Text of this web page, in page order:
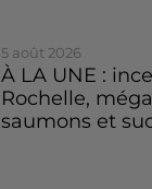
5 août 2026
À LA UNE :
Rochelle,
saumons et